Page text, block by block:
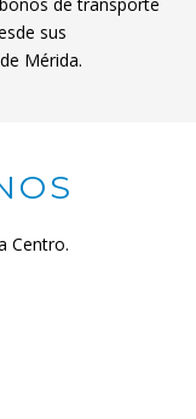
sus
Mérida.
Centro.